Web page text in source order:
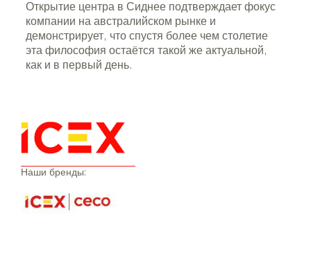
Открытие центра в Сиднее подтверждает фокус
компании на австралийском рынке и
демонстрирует, что спустя более чем столетие
эта философия остаётся такой же актуальной,
как и в первый день.
Наши бренды: